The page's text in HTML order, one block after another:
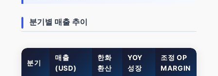
분기별 매출 추이
분기
매출
(USD)
한화
환산
YOY
성장
조정 OP
MARGIN